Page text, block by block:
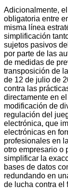
Adicionalmente,
obligatoria entre
misma línea
simplificación
sujetos pasivos
por parte de las
de medidas de
transposición de
de 12 de julio de
contra las
directamente en
modificación de
regulación del
electrónica, que
electrónicas en
profesionales en
otro empresario o
simplificar la
bases de datos
redundando en
de lucha contra el